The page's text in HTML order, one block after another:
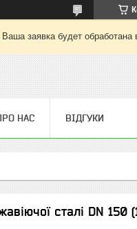
заявка будет
НАС ВІДГУКИ
сталі DN 150